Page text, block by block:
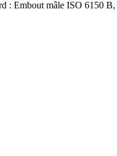
: Embout mâle ISO 6150